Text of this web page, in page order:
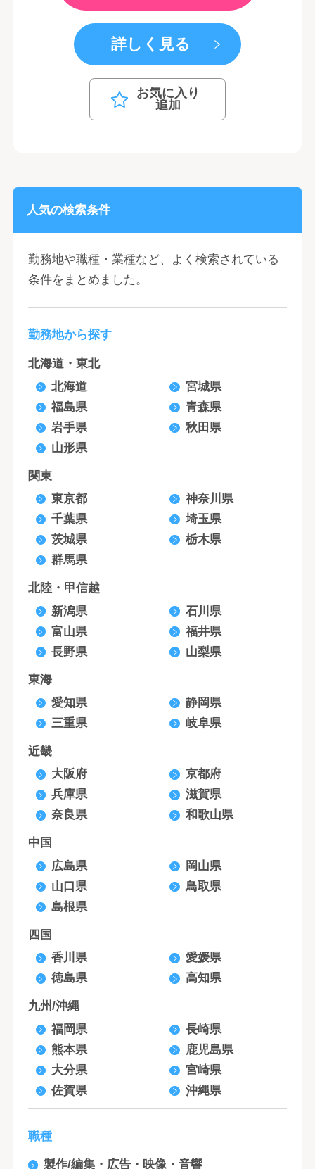
詳しく見る
お気に入り
追加
人気の検索条件
勤務地や職種・業種など、よく検索されている
条件をまとめました。
勤務地から探す
北海道・東北
北海道
宮城県
福島県
青森県
岩手県
秋田県
山形県
関東
東京都
神奈川県
千葉県
埼玉県
茨城県
栃木県
群馬県
北陸・甲信越
新潟県
石川県
富山県
福井県
長野県
山梨県
東海
愛知県
静岡県
三重県
岐阜県
近畿
大阪府
京都府
兵庫県
滋賀県
奈良県
和歌山県
中国
広島県
岡山県
山口県
鳥取県
島根県
四国
香川県
愛媛県
徳島県
高知県
九州/沖縄
福岡県
長崎県
熊本県
鹿児島県
大分県
宮崎県
佐賀県
沖縄県
職種
製作/編集・広告・映像・音響